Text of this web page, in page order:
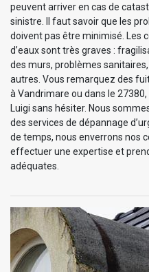
peuvent arriver en cas de
sinistre. Il faut savoir que les
doivent pas être minimisé. Les
d’eaux sont très graves :
des murs, problèmes
autres. Vous remarquez des
à Vandrimare ou dans le
Luigi sans hésiter. Nous
des services de dépannage
de temps, nous enverrons nos
effectuer une expertise et
adéquates.